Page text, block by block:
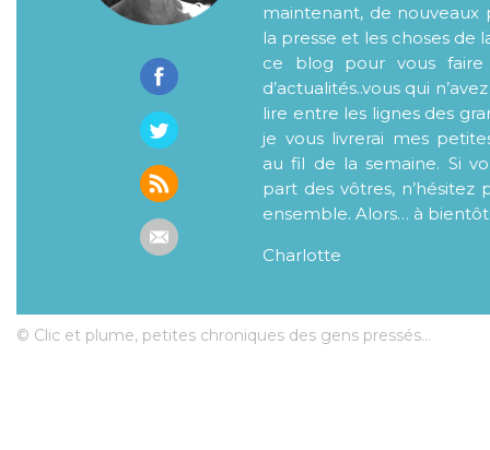
maintenant, de nouveaux
la presse et les choses de
ce blog pour vous faire
d’actualités..vous qui
lire entre les lignes des
je vous livrerai mes
au fil de la semaine. Si
part des vôtres, n’hésitez
ensemble. Alors… à bientôt
Charlotte
© Clic et plume, petites chroniques des gens pressés...